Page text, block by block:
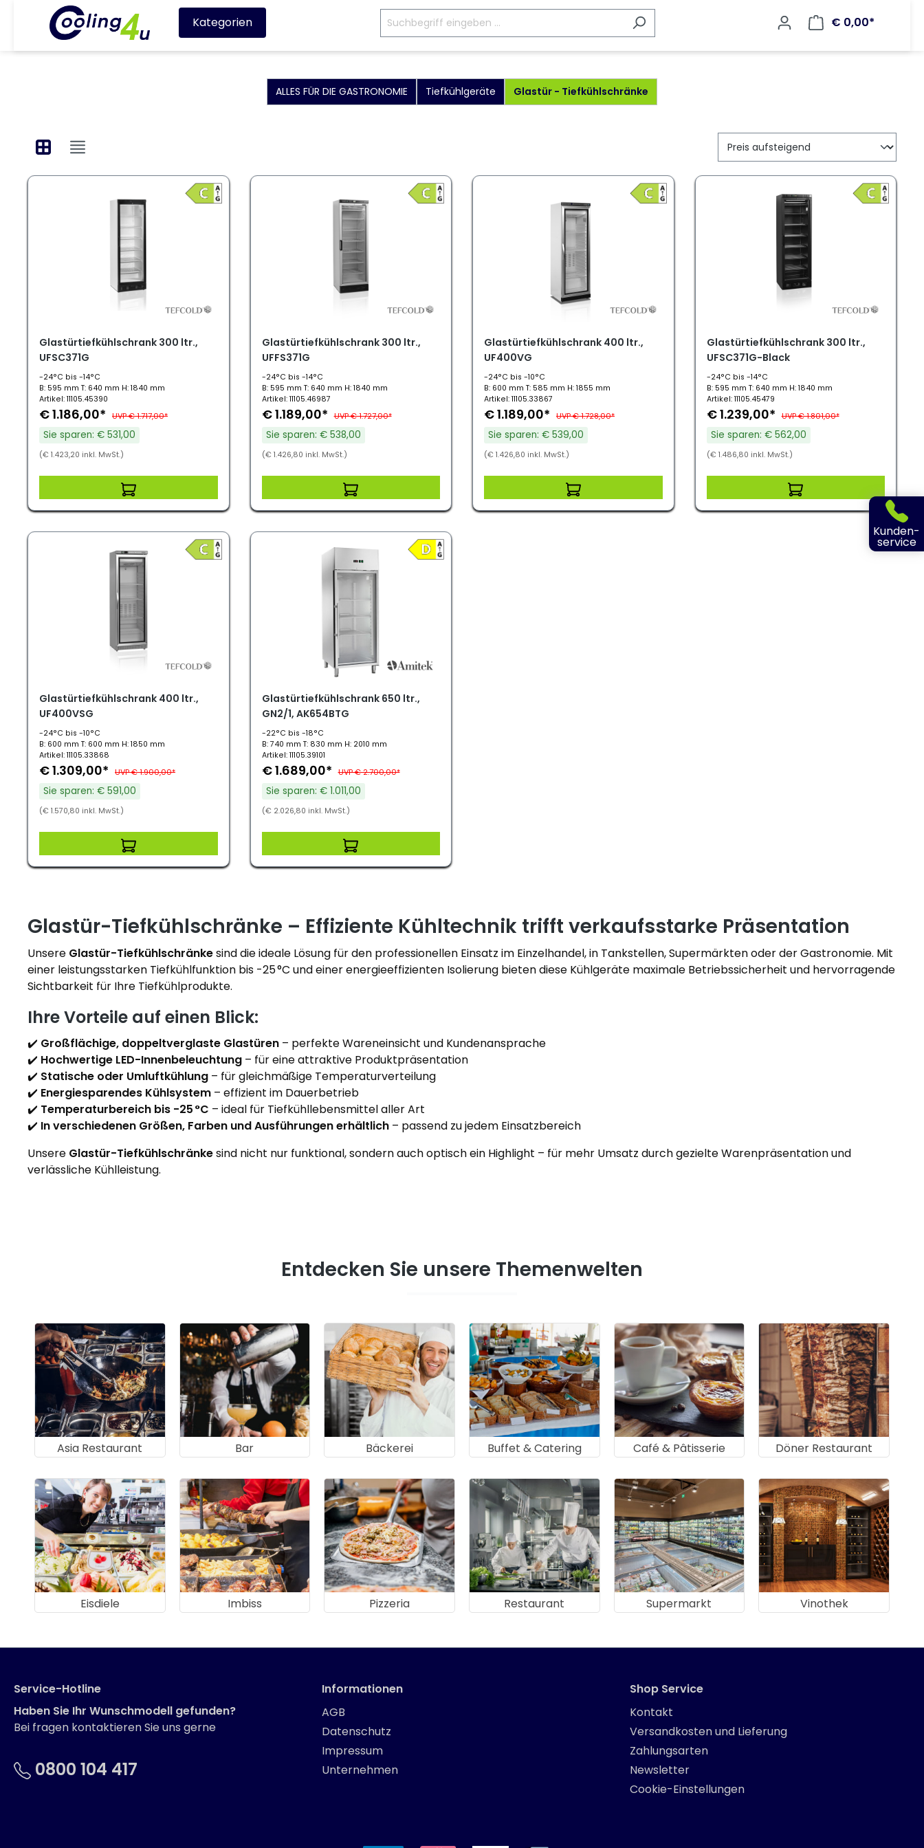
Kunden-
service
Kategorien € 0,00*
ALLES FÜR DIE GASTRONOMIE Tiefkühlgeräte Glastür - Tiefkühlschränke
Glastürtiefkühlschrank 300 ltr.,
UFSC371G
-24°C bis -14°C
B: 595 mm T: 640 mm H: 1840 mm
Artikel: 11105.45390
€ 1.186,00* UVP € 1.717,00*
Sie sparen: € 531,00
(€ 1.423,20 inkl. MwSt.)
Glastürtiefkühlschrank 300 ltr.,
UFFS371G
-24°C bis -14°C
B: 595 mm T: 640 mm H: 1840 mm
Artikel: 11105.46987
€ 1.189,00* UVP € 1.727,00*
Sie sparen: € 538,00
(€ 1.426,80 inkl. MwSt.)
Glastürtiefkühlschrank 400 ltr.,
UF400VG
-24°C bis -10°C
B: 600 mm T: 585 mm H: 1855 mm
Artikel: 11105.33867
€ 1.189,00* UVP € 1.728,00*
Sie sparen: € 539,00
(€ 1.426,80 inkl. MwSt.)
Glastürtiefkühlschrank 300 ltr.,
UFSC371G-Black
-24°C bis -14°C
B: 595 mm T: 640 mm H: 1840 mm
Artikel: 11105.45479
€ 1.239,00* UVP € 1.801,00*
Sie sparen: € 562,00
(€ 1.486,80 inkl. MwSt.)
Glastürtiefkühlschrank 400 ltr.,
UF400VSG
-24°C bis -10°C
B: 600 mm T: 600 mm H: 1850 mm
Artikel: 11105.33868
€ 1.309,00* UVP € 1.900,00*
Sie sparen: € 591,00
(€ 1.570,80 inkl. MwSt.)
Glastürtiefkühlschrank 650 ltr.,
GN2/1, AK654BTG
-22°C bis -18°C
B: 740 mm T: 830 mm H: 2010 mm
Artikel: 11105.39101
€ 1.689,00* UVP € 2.700,00*
Sie sparen: € 1.011,00
(€ 2.026,80 inkl. MwSt.)
Glastür-Tiefkühlschränke – Effiziente Kühltechnik trifft verkaufsstarke Präsentation
Unsere Glastür-Tiefkühlschränkesind die ideale Lösung für den professionellen Einsatz im Einzelhandel, in Tankstellen, Supermärkten oder der Gastronomie. Mit
einer leistungsstarken Tiefkühlfunktion bis -25 °C und einer energieeffizienten Isolierung bieten diese Kühlgeräte maximale Betriebssicherheit und hervorragende
Sichtbarkeit für Ihre Tiefkühlprodukte.
Ihre Vorteile auf einen Blick:
✔️ Großflächige, doppeltverglaste Glastüren – perfekte Wareneinsicht und Kundenansprache
✔️ Hochwertige LED-Innenbeleuchtung – für eine attraktive Produktpräsentation
✔️ Statische oder Umluftkühlung – für gleichmäßige Temperaturverteilung
✔️ Energiesparendes Kühlsystem – effizient im Dauerbetrieb
✔️ Temperaturbereich bis -25 °C – ideal für Tiefkühllebensmittel aller Art
✔️ In verschiedenen Größen, Farben und Ausführungen erhältlich – passend zu jedem Einsatzbereich
Unsere Glastür-Tiefkühlschränkesind nicht nur funktional, sondern auch optisch ein Highlight – für mehr Umsatz durch gezielte Warenpräsentation und
verlässliche Kühlleistung.
Entdecken Sie unsere Themenwelten
Asia Restaurant Bar Bäckerei Buffet & Catering Café & Pâtisserie Döner Restaurant
Eisdiele Imbiss Pizzeria Restaurant Supermarkt Vinothek
Service-Hotline
Haben Sie Ihr Wunschmodell gefunden?
Bei fragen kontaktieren Sie uns gerne
0800 104 417
Informationen
AGB
Datenschutz
Impressum
Unternehmen
Shop Service
Kontakt
Versandkosten und Lieferung
Zahlungsarten
Newsletter
Cookie-Einstellungen